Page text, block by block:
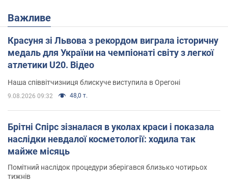
Важливе
Красуня зі Львова з рекордом виграла історичну
медаль для України на чемпіонаті світу з легкої
атлетики U20. Відео
Наша співвітчизниця блискуче виступила в Орегоні
9.08.2026 09:32 48,0 т.
Брітні Спірс зізналася в уколах краси і показала
наслідки невдалої косметології: ходила так
майже місяць
Помітний наслідок процедури зберігався близько чотирьох
тижнів